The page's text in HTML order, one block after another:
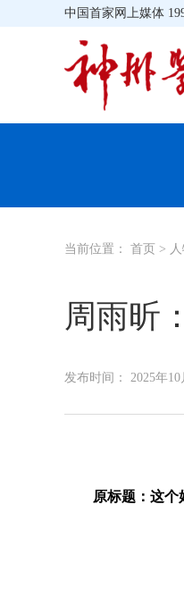
留学
招聘信息
中国首家网上媒体
当前位置： 首页 >
周雨昕
发布时间： 2025年10
原标题：这个